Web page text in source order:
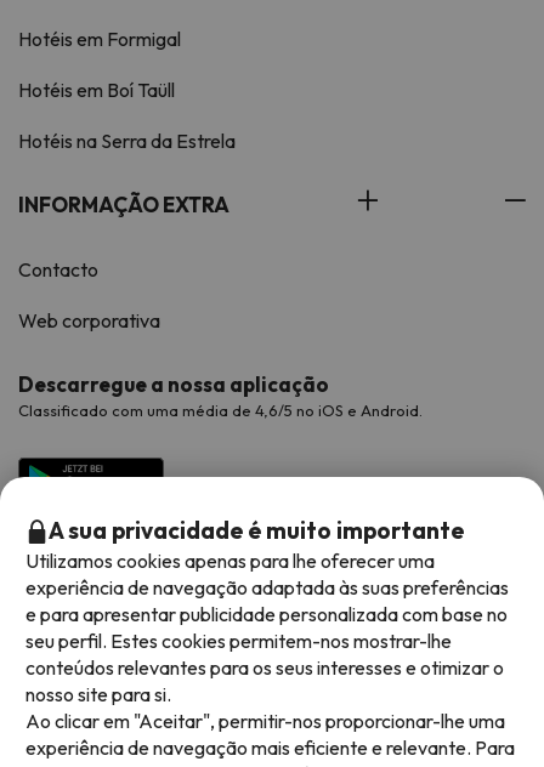
Hotéis em Formigal
Hotéis em Boí Taüll
Hotéis na Serra da Estrela
INFORMAÇÃO EXTRA
Contacto
Web corporativa
Descarregue a nossa aplicação
Classificado com uma média de 4,6/5 no iOS e Android.
Métodos de pagamento disponíveis
A sua privacidade é muito importante
Utilizamos cookies apenas para lhe oferecer uma
experiência de navegação adaptada às suas preferências
e para apresentar publicidade personalizada com base no
seu perfil. Estes cookies permitem-nos mostrar-lhe
conteúdos relevantes para os seus interesses e otimizar o
nosso site para si.
Ao clicar em "Aceitar", permitir-nos proporcionar-lhe uma
experiência de navegação mais eficiente e relevante. Para